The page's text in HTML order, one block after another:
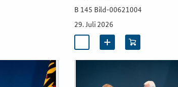
B 145 Bild-00621004
29. Juli 2026